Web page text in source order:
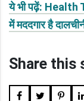
ये भी पढ़ें: Health
में मददगार है
Share this